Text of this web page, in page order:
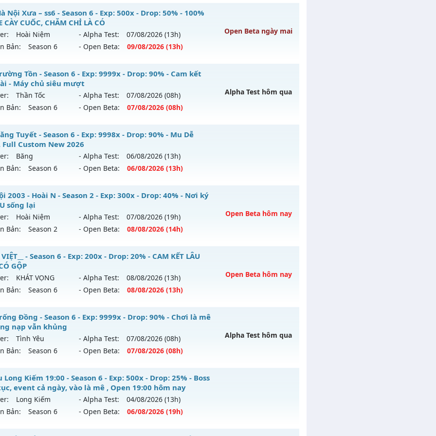
loại: Mu Nguyên bản Webzen
BDCAM
LONG - 🌍 Website: https://muhoalong.pro
ra tháng 08 2026 - Mở máy chủ💎 Fanpage: https://facebook.cvào 13h
07/08/2626
Non Reset
Mu Nguyên bản Webzen
XShield
Nội Xưa – ss6 - Season 6 - Exp: 500x - Drop: 50% - 100%
CÀY CUỐC, CHĂM CHỈ LÀ CÓ
Hoài Niệm - Alpha Test: 07/08/2026 (13h)
Bản:
Season 6 - Open Beta: 09/08/2026 (13h)
Open Beta ngày mai
Hà Nội Xưa – ss6 - 100% GAME CÀY CUỐC, CHĂM CHỈ LÀ CÓ
mới ra tháng 08 2026 - Mở máy chủHoài Niệm vào 13h ngày 09/08/2626
500x - Drop: 50%
loại: Mu Nguyên bản Webzen
BDCAM
Tồn - Season 6 - Exp: 9999x - Drop: 90% - Cam kết
- Máy chủ siêu mượt
Thần Tốc - Alpha Test: 07/08/2026 (08h)
Bản:
Season 6 - Open Beta: 07/08/2026 (08h)
Alpha Test hôm qua
Trường Tồn - Cam kết lâu dài - Máy chủ siêu mượt
mới ra tháng 08 2026 - Mở máy chủThần Tốcvào 08h ngày 07/08/2626
9999x - Drop: 90%
loại: Mu Nguyên bản Webzen
ICMPROTECT ✅ 🔴 ✨ ⚡️
Tuyết - Season 6 - Exp: 9998x - Drop: 90% - Mu Dễ
Full Custom New 2026
Băng - Alpha Test: 06/08/2026 (13h)
Bản:
Season 6 - Open Beta: 06/08/2026 (13h)
Băng Tuyết - Mu Dễ Chơi, Full Custom New 2026
mới ra tháng 08 2026 - Mở máy chủBăngvào 13h ngày 06/08/2626
9998x - Drop: 90%
loại: Mu Custom thêm đồ mới
Dragon
2003 - Hoài N - Season 2 - Exp: 300x - Drop: 40% - Nơi ký
sống lại
Hoài Niệm - Alpha Test: 07/08/2026 (19h)
Bản:
Season 2 - Open Beta: 08/08/2026 (14h)
Open Beta hôm nay
Nội 2003 - Hoài N - Nơi ký ức MU sống lại
mới ra tháng 08 2026 - Mở máy chủHoài Niệm vào 14h ngày 08/08/2626
300x - Drop: 40%
loại: Mu Custom thêm đồ mới
UKG
VIỆT__ - Season 6 - Exp: 200x - Drop: 20% - CAM KẾT LÂU
GỘP
KHÁT VỌNG - Alpha Test: 08/08/2026 (13h)
Bản:
Season 6 - Open Beta: 08/08/2026 (13h)
Open Beta hôm nay
VIỆT__ - CAM KẾT LÂU DÀI, CÓ GỘP
mới ra tháng 08 2026 - Mở máy chủKHÁT VỌNG
vào 13h ngày 08/08/2626
200x - Drop: 20%
loại: Mu Nguyên bản Webzen
GoldShield
Đồng - Season 6 - Exp: 9999x - Drop: 90% - Chơi là mê
nạp vẫn khủng
Tình Yêu - Alpha Test: 07/08/2026 (08h)
Bản:
Season 6 - Open Beta: 07/08/2026 (08h)
Alpha Test hôm qua
Trống Đồng - Chơi là mê - Không nạp vẫn khủng
mới ra tháng 08 2026 - Mở máy chủTình Yêuvào 08h ngày 07/08/2626
9999x - Drop: 90%
Long Kiếm 19:00 - Season 6 - Exp: 500x - Drop: 25% - Boss
event cả ngày, vào là mê , Open 19:00 hôm nay
Long Kiếm - Alpha Test: 04/08/2026 (13h)
Bản:
Season 6 - Open Beta: 06/08/2026 (19h)